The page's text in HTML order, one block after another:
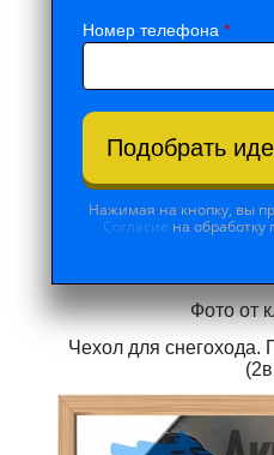
Номер телефона *
Подобрать
Нажимая на кнопку, вы
Согласие на
Фото от
Чехол для снегохода.